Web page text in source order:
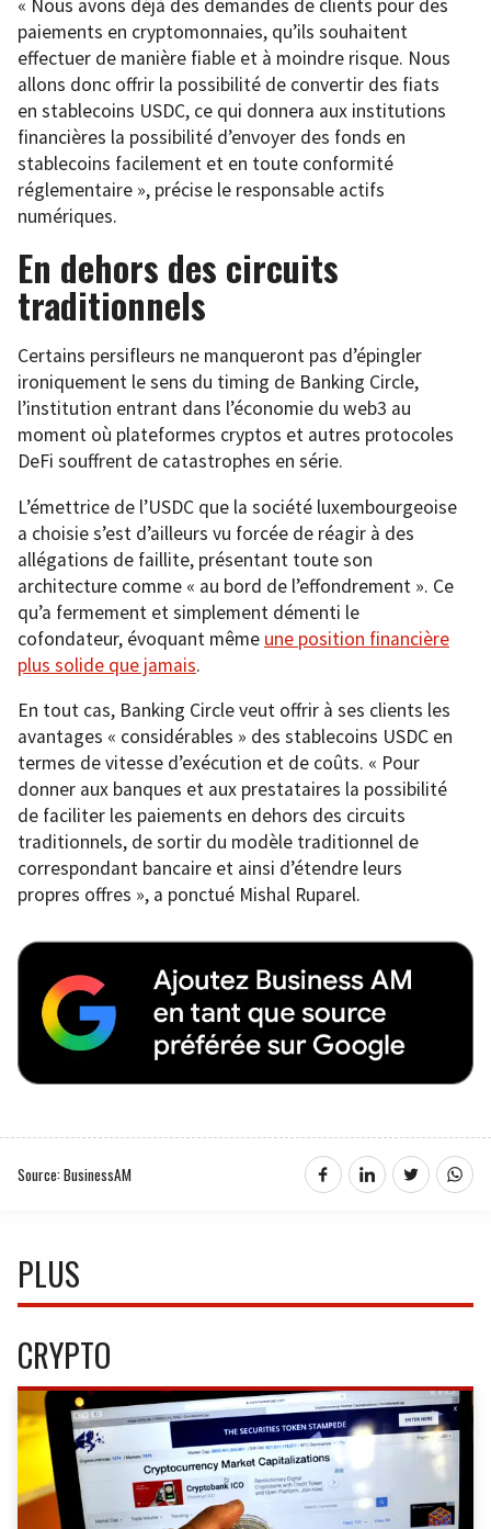
« Nous avons déjà des demandes de clients pour des
paiements en cryptomonnaies, qu’ils souhaitent
effectuer de manière fiable et à moindre risque. Nous
allons donc offrir la possibilité de convertir des fiats
en stablecoins USDC, ce qui donnera aux institutions
financières la possibilité d’envoyer des fonds en
stablecoins facilement et en toute conformité
réglementaire », précise le responsable actifs
numériques.
En dehors des circuits
traditionnels
Certains persifleurs ne manqueront pas d’épingler
ironiquement le sens du timing de Banking Circle,
l’institution entrant dans l’économie du web3 au
moment où plateformes cryptos et autres protocoles
DeFi souffrent de catastrophes en série.
L’émettrice de l’USDC que la société luxembourgeoise
a choisie s’est d’ailleurs vu forcée de réagir à des
allégations de faillite, présentant toute son
architecture comme « au bord de l’effondrement ». Ce
qu’a fermement et simplement démenti le
cofondateur, évoquant même une position financière
plus solide que jamais.
En tout cas, Banking Circle veut offrir à ses clients les
avantages « considérables » des stablecoins USDC en
termes de vitesse d’exécution et de coûts. « Pour
donner aux banques et aux prestataires la possibilité
de faciliter les paiements en dehors des circuits
traditionnels, de sortir du modèle traditionnel de
correspondant bancaire et ainsi d’étendre leurs
propres offres », a ponctué Mishal Ruparel.
Source: BusinessAM
PLUS
CRYPTO